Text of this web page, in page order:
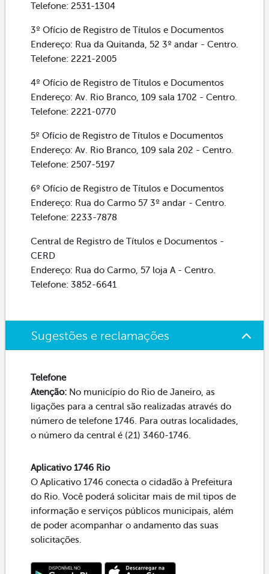
Telefone: 2531-1304
3º Ofício de Registro de Títulos e Documentos
Endereço: Rua da Quitanda, 52 3º andar - Centro.
Telefone: 2221-2005
4º Ofício de Registro de Títulos e Documentos
Endereço: Av. Rio Branco, 109 sala 1702 - Centro.
Telefone: 2221-0770
5º Ofício de Registro de Títulos e Documentos
Endereço: Av. Rio Branco, 109 sala 202 - Centro.
Telefone: 2507-5197
6º Ofício de Registro de Títulos e Documentos
Endereço: Rua do Carmo 57 3º andar - Centro.
Telefone: 2233-7878
Central de Registro de Títulos e Documentos -
CERD
Endereço: Rua do Carmo, 57 loja A - Centro.
Telefone: 3852-6641
Sugestões e reclamações
Telefone
Atenção: No município do Rio de Janeiro, as
ligações para a central são realizadas através do
número de telefone 1746. Para outras localidades,
o número da central é (21) 3460-1746.
Aplicativo 1746 Rio
O Aplicativo 1746 conecta o cidadão à Prefeitura
do Rio. Você poderá solicitar mais de mil tipos de
informação e serviços públicos municipais, além
de poder acompanhar o andamento das suas
solicitações.